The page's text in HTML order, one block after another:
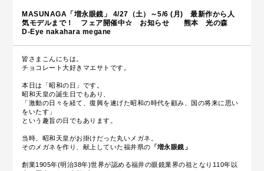
MASUNAGA「増永眼鏡」 4/27（土）～5/6 (月) 最新作から人
気モデルまで！ フェア開催中☆ お知らせ 熊本 光の森
D-Eye nakahara megane
皆さまこんにちは。
チョコレート大好きマエサトです。
本日は「昭和の日」です。
昭和天皇の誕生日でもあり、
「激動の日々を経て、復興を遂げた昭和の時代を顧み、国の将来に思い
をいたす」
という趣旨の日でもあります。
当時、昭和天皇がお掛けだった丸いメガネ。
そのメガネを作り、献上していた福井県の 「増永眼鏡」
創業1905年(明治38年)世界が認める福井の眼鏡業界の祖となり110年以